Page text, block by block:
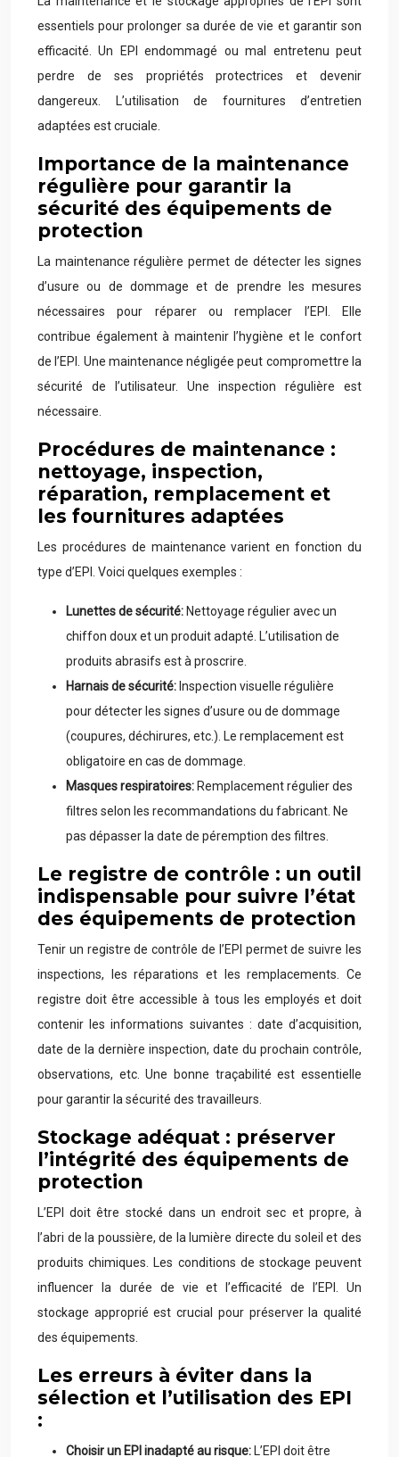
essentiels pour prolonger sa durée de vie et garantir son
efficacité. Un EPI endommagé ou mal entretenu peut
perdre de ses propriétés protectrices et devenir
dangereux. L’utilisation de fournitures d’entretien
adaptées est cruciale.
Importance de la maintenance
régulière pour garantir la
sécurité des équipements de
protection
La maintenance régulière permet de détecter les signes
d’usure ou de dommage et de prendre les mesures
nécessaires pour réparer ou remplacer l’EPI. Elle
contribue également à maintenir l’hygiène et le confort
de l’EPI. Une maintenance négligée peut compromettre la
sécurité de l’utilisateur. Une inspection régulière est
nécessaire.
Procédures de maintenance :
nettoyage, inspection,
réparation, remplacement et
les fournitures adaptées
Les procédures de maintenance varient en fonction du
type d’EPI. Voici quelques exemples :
Lunettes de sécurité: Nettoyage régulier avec un
chiffon doux et un produit adapté. L’utilisation de
produits abrasifs est à proscrire.
Harnais de sécurité: Inspection visuelle régulière
pour détecter les signes d’usure ou de dommage
(coupures, déchirures, etc.). Le remplacement est
obligatoire en cas de dommage.
Masques respiratoires: Remplacement régulier des
filtres selon les recommandations du fabricant. Ne
pas dépasser la date de péremption des filtres.
Le registre de contrôle : un outil
indispensable pour suivre l’état
des équipements de protection
Tenir un registre de contrôle de l’EPI permet de suivre les
inspections, les réparations et les remplacements. Ce
registre doit être accessible à tous les employés et doit
contenir les informations suivantes : date d’acquisition,
date de la dernière inspection, date du prochain contrôle,
observations, etc. Une bonne traçabilité est essentielle
pour garantir la sécurité des travailleurs.
Stockage adéquat : préserver
l’intégrité des équipements de
protection
L’EPI doit être stocké dans un endroit sec et propre, à
l’abri de la poussière, de la lumière directe du soleil et des
produits chimiques. Les conditions de stockage peuvent
influencer la durée de vie et l’efficacité de l’EPI. Un
stockage approprié est crucial pour préserver la qualité
des équipements.
Les erreurs à éviter dans la
sélection et l’utilisation des EPI
:
Choisir un EPI inadapté au risque: L’EPI doit être